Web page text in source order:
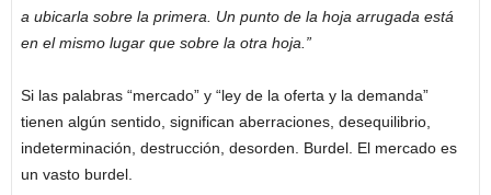
a ubicarla sobre la primera. Un punto de la hoja arrugada está
en el mismo lugar que sobre la otra hoja.”
Si las palabras “mercado” y “ley de la oferta y la demanda”
tienen algún sentido, significan aberraciones, desequilibrio,
indeterminación, destrucción, desorden. Burdel. El mercado es
un vasto burdel.